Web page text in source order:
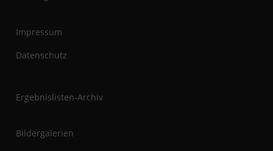
Impressum
Datenschutz
Ergebnislisten-Archiv
Bildergalerien